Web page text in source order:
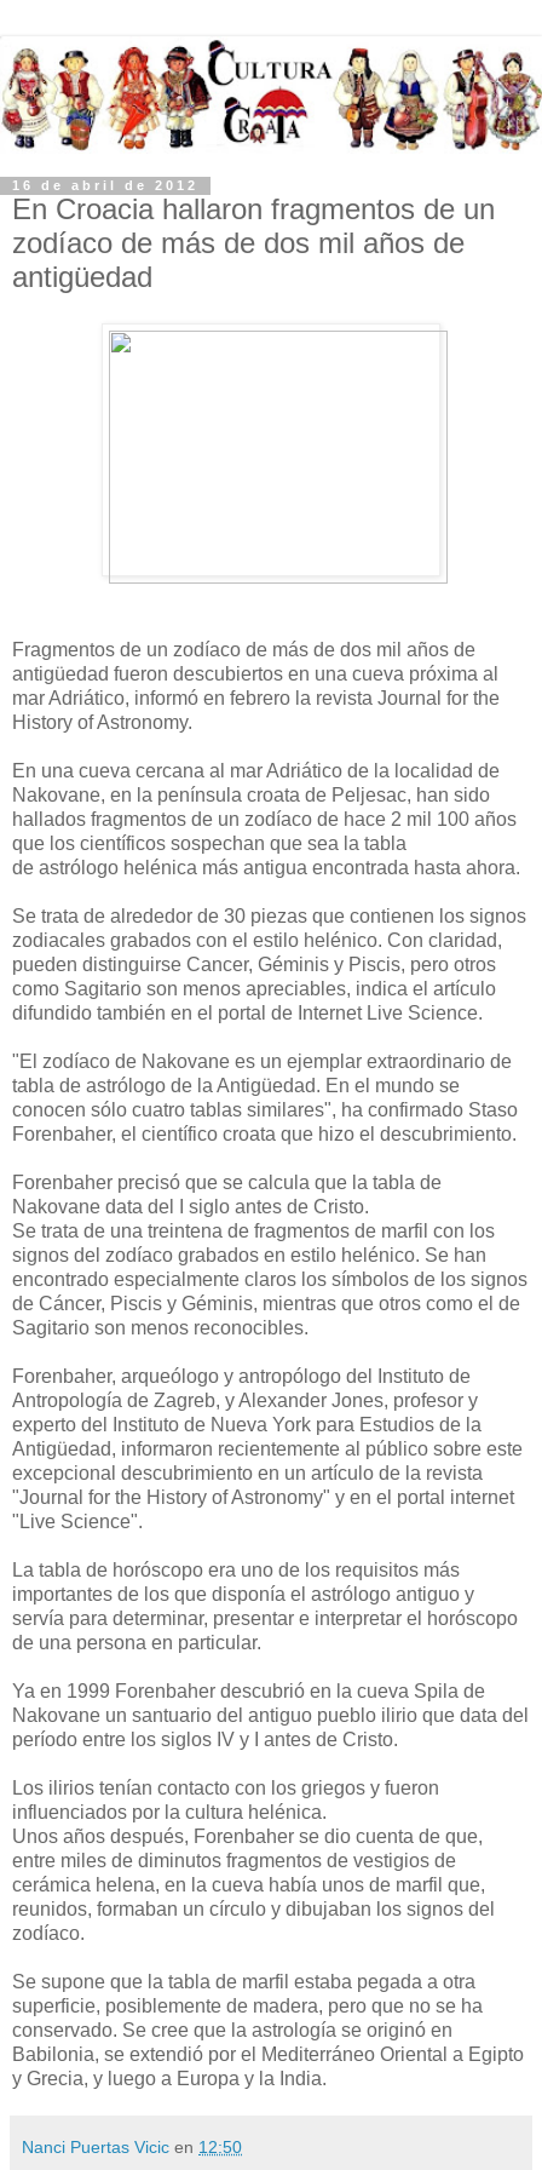
16 de abril de 2012
En Croacia hallaron fragmentos de un
zodíaco de más de dos mil años de
antigüedad
Fragmentos de un zodíaco de más de dos mil años de
antigüedad fueron descubiertos en una cueva próxima al
mar Adriático, informó en febrero la revista Journal for the
History of Astronomy.
En una cueva cercana al mar Adriático de la localidad de
Nakovane, en la península croata de Peljesac, han sido
hallados fragmentos de un zodíaco de hace 2 mil 100 años
que los científicos sospechan que sea la tabla
de astrólogo helénica más antigua encontrada hasta ahora.
Se trata de alrededor de 30 piezas que contienen los signos
zodiacales grabados con el estilo helénico. Con claridad,
pueden distinguirse Cancer, Géminis y Piscis, pero otros
como Sagitario son menos apreciables, indica el artículo
difundido también en el portal de Internet Live Science.
"El zodíaco de Nakovane es un ejemplar extraordinario de
tabla de astrólogo de la Antigüedad. En el mundo se
conocen sólo cuatro tablas similares", ha confirmado Staso
Forenbaher, el científico croata que hizo el descubrimiento.
Forenbaher precisó que se calcula que la tabla de
Nakovane data del I siglo antes de Cristo.
Se trata de una treintena de fragmentos de marfil con los
signos del zodíaco grabados en estilo helénico. Se han
encontrado especialmente claros los símbolos de los signos
de Cáncer, Piscis y Géminis, mientras que otros como el de
Sagitario son menos reconocibles.
Forenbaher, arqueólogo y antropólogo del Instituto de
Antropología de Zagreb, y Alexander Jones, profesor y
experto del Instituto de Nueva York para Estudios de la
Antigüedad, informaron recientemente al público sobre este
excepcional descubrimiento en un artículo de la revista
"Journal for the History of Astronomy" y en el portal internet
"Live Science".
La tabla de horóscopo era uno de los requisitos más
importantes de los que disponía el astrólogo antiguo y
servía para determinar, presentar e interpretar el horóscopo
de una persona en particular.
Ya en 1999 Forenbaher descubrió en la cueva Spila de
Nakovane un santuario del antiguo pueblo ilirio que data del
período entre los siglos IV y I antes de Cristo.
Los ilirios tenían contacto con los griegos y fueron
influenciados por la cultura helénica.
Unos años después, Forenbaher se dio cuenta de que,
entre miles de diminutos fragmentos de vestigios de
cerámica helena, en la cueva había unos de marfil que,
reunidos, formaban un círculo y dibujaban los signos del
zodíaco.
Se supone que la tabla de marfil estaba pegada a otra
superficie, posiblemente de madera, pero que no se ha
conservado. Se cree que la astrología se originó en
Babilonia, se extendió por el Mediterráneo Oriental a Egipto
y Grecia, y luego a Europa y la India.
Nanci Puertas Vicic en 12:50